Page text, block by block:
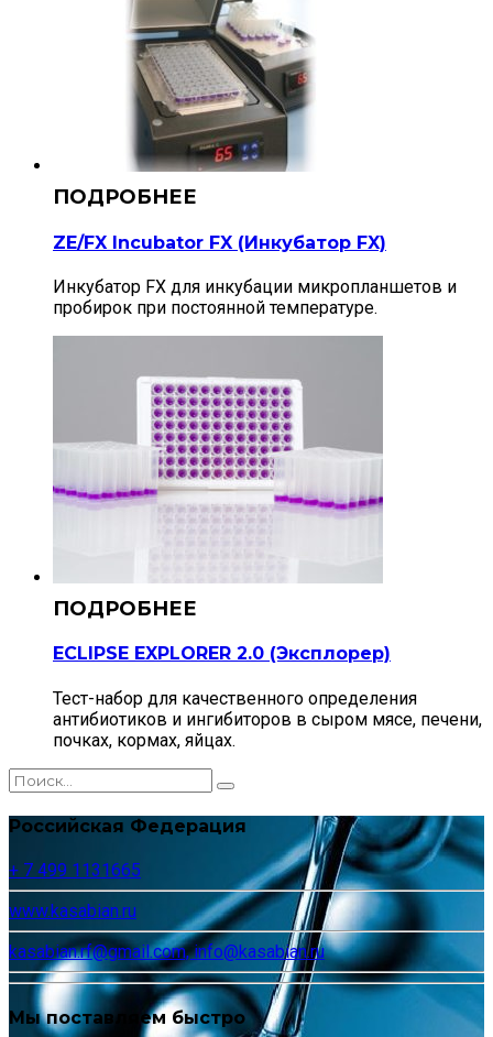
ZE/FX Incubator FX (Инкубатор FX)
Инкубатор FX для инкубации микропланшетов и
пробирок при постоянной температуре.
ECLIPSE EXPLORER 2.0 (Эксплорер)
Тест-набор для качественного определения
антибиотиков и ингибиторов в сыром мясе, печени,
почках, кормах, яйцах.
Российская Федерация
+ 7 499 1131665
www.kasabian.ru
kasabian.rf@gmail.com, info@kasabian.ru
Мы поставляем быстро